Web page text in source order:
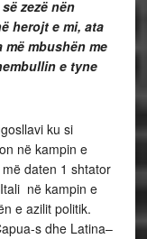
zezë nën
herojt e mi, ata
mbushën me
e tyne
ku si
në kampin e
daten 1 shtator
në kampin e
e azilit politik.
s dhe Latina–